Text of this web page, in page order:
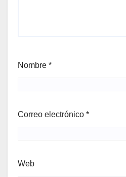
Nombre *
Correo electrónico *
Web